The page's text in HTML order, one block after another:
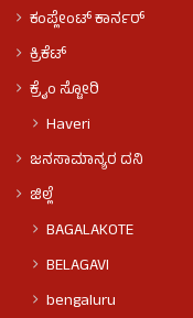
ಕಂಪ್ಲೇಂಟ್ ಕಾರ್ನರ್
ಕ್ರಿಕೆಟ್
ಕ್ರೈಂ ಸ್ಟೋರಿ
Haveri
ಜನಸಾಮಾನ್ಯರ ದನಿ
ಜಿಲ್ಲೆ
BAGALAKOTE
BELAGAVI
bengaluru